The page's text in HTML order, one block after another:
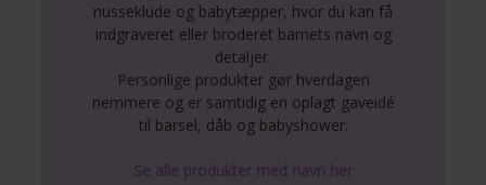
nusseklude og babytæpper, hvor du kan få
indgraveret eller broderet barnets navn og
detaljer.
Personlige produkter gør hverdagen
nemmere og er samtidig en oplagt gaveidé
til barsel, dåb og babyshower.
Se alle produkter med navn her